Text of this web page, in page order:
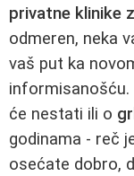
privatne klinike
odmeren, neka
vaš put ka
će nestati ili o
godinama - reč
osećate dobro,